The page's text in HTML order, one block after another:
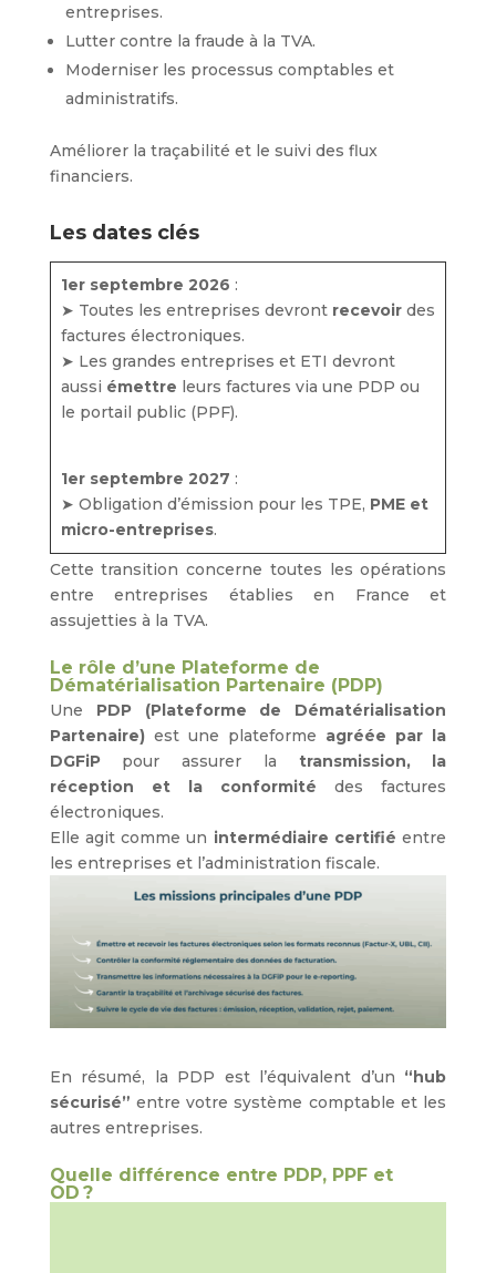
entreprises.
Lutter contre la fraude à la TVA.
Moderniser les processus comptables et
administratifs.
Améliorer la traçabilité et le suivi des flux
financiers.
Les dates clés
1er septembre 2026 :
➤ Toutes les entreprises devront recevoir des
factures électroniques.
➤ Les grandes entreprises et ETI devront
aussi émettre leurs factures via une PDP ou
le portail public (PPF).
1er septembre 2027 :
➤ Obligation d’émission pour les TPE, PME et
micro-entreprises.
Cette transition concerne toutes les opérations
entre entreprises établies en France et
assujetties à la TVA.
Le rôle d’une Plateforme de
Dématérialisation Partenaire (PDP)
Une
PDP (Plateforme de Dématérialisation
Partenaire) est une plateforme agréée par la
DGFiP
pour assurer la
transmission, la
réception et la conformité
des factures
électroniques.
Elle agit comme un intermédiaire certifié entre
les entreprises et l’administration fiscale.
En résumé, la PDP est l’équivalent d’un “hub
sécurisé” entre votre système comptable et les
autres entreprises.
Quelle différence entre PDP, PPF et
OD ?